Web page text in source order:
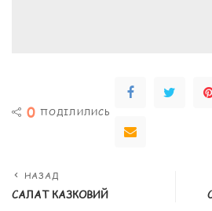
0 ПОДІЛИЛИСЬ
НАЗАД
САЛАТ КАЗКОВИЙ